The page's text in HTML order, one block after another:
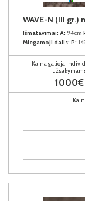
WAVE-N (III gr.)
Išmatavimai: A: 94cm
Miegamoji dalis: P:
Kaina galioja
1000€